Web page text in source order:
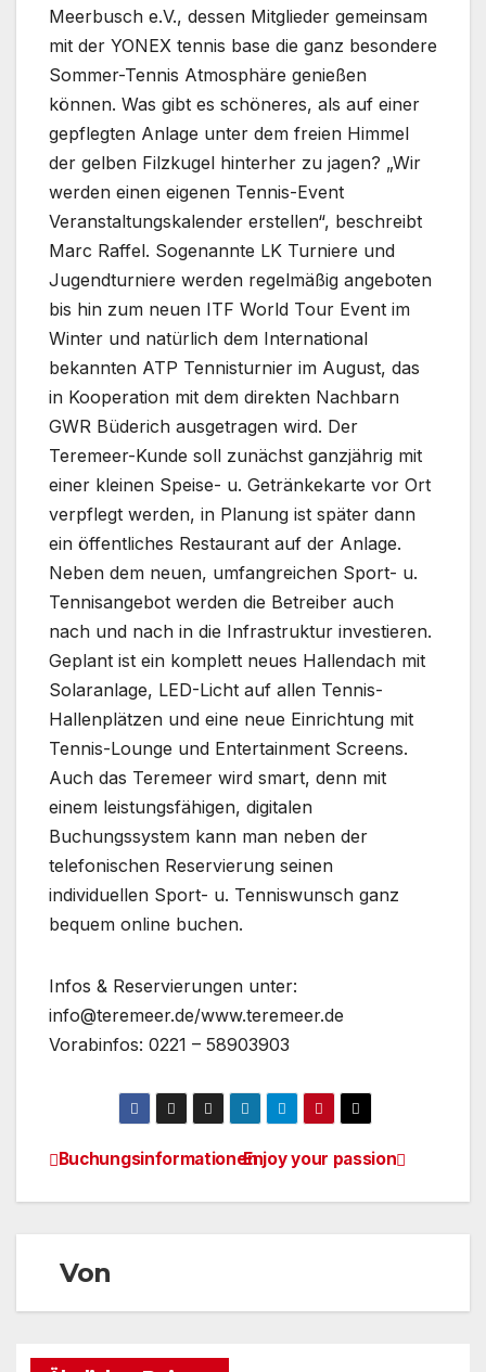
Meerbusch e.V., dessen Mitglieder gemeinsam
mit der YONEX tennis base die ganz besondere
Sommer-Tennis Atmosphäre genießen
können. Was gibt es schöneres, als auf einer
gepflegten Anlage unter dem freien Himmel
der gelben Filzkugel hinterher zu jagen? „Wir
werden einen eigenen Tennis-Event
Veranstaltungskalender erstellen“, beschreibt
Marc Raffel. Sogenannte LK Turniere und
Jugendturniere werden regelmäßig angeboten
bis hin zum neuen ITF World Tour Event im
Winter und natürlich dem International
bekannten ATP Tennisturnier im August, das
in Kooperation mit dem direkten Nachbarn
GWR Büderich ausgetragen wird. Der
Teremeer-Kunde soll zunächst ganzjährig mit
einer kleinen Speise- u. Getränkekarte vor Ort
verpflegt werden, in Planung ist später dann
ein öffentliches Restaurant auf der Anlage.
Neben dem neuen, umfangreichen Sport- u.
Tennisangebot werden die Betreiber auch
nach und nach in die Infrastruktur investieren.
Geplant ist ein komplett neues Hallendach mit
Solaranlage, LED-Licht auf allen Tennis-
Hallenplätzen und eine neue Einrichtung mit
Tennis-Lounge und Entertainment Screens.
Auch das Teremeer wird smart, denn mit
einem leistungsfähigen, digitalen
Buchungssystem kann man neben der
telefonischen Reservierung seinen
individuellen Sport- u. Tenniswunsch ganz
bequem online buchen.
Infos & Reservierungen unter:
info@teremeer.de/www.teremeer.de
Vorabinfos: 0221 – 58903903
Beitragsnavigation
Enjoy your passion
Buchungsinformationen
Von